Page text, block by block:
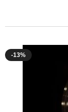
-13%